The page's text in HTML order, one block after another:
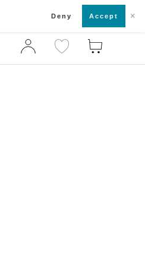
店舗一覧・来店予約
Deny Accept ×